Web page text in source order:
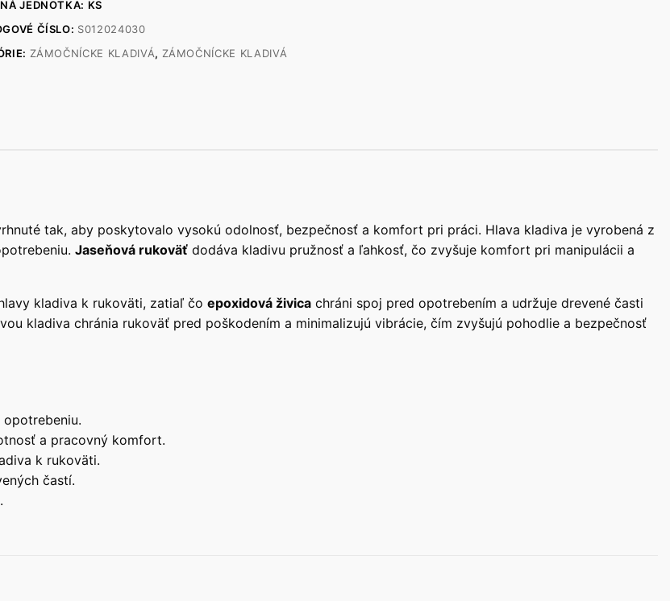
JEDNOTKA: KS
ČÍSLO: S012024030
ZÁMOČNÍCKE KLADIVÁ, ZÁMOČNÍCKE KLADIVÁ
tak, aby poskytovalo vysokú odolnosť, bezpečnosť a komfort pri práci. Hlava kladiva je vyrobená z
Jaseňová rukoväť dodáva kladivu pružnosť a ľahkosť, čo zvyšuje komfort pri manipulácii a
kladiva k rukoväti, zatiaľ čo epoxidová živica chráni spoj pred opotrebením a udržuje drevené časti
kladiva chránia rukoväť pred poškodením a minimalizujú vibrácie, čím zvyšujú pohodlie a bezpečnosť
a pracovný komfort.
k rukoväti.
častí.